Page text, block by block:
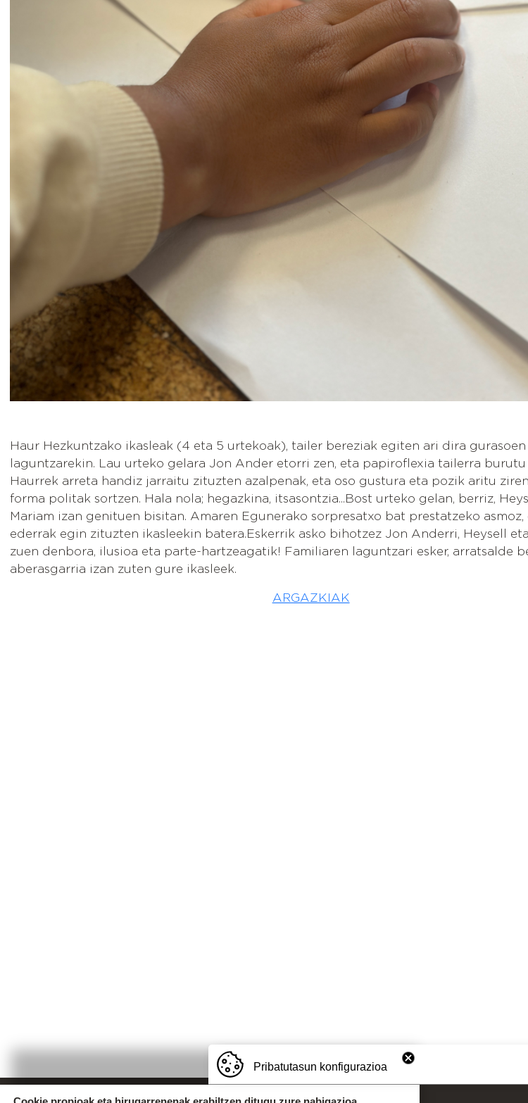
Haur Hezkuntzako ikasleak (4 eta 5 urtekoak), tailer bereziak egiten ari dira gurasoen
laguntzarekin. Lau urteko gelara Jon Ander etorri zen, eta papiroflexia tailerra burutu
Haurrek arreta handiz jarraitu zituzten azalpenak, eta oso gustura eta pozik aritu
forma politak sortzen. Hala nola; hegazkina, itsasontzia...Bost urteko gelan, berriz,
Mariam izan genituen bisitan. Amaren Egunerako sorpresatxo bat prestatzeko asmoz,
ederrak egin zituzten ikasleekin batera.Eskerrik asko bihotzez Jon Anderri, Heysell
zuen denbora, ilusioa eta parte-hartzeagatik! Familiaren laguntzari esker, arratsalde
aberasgarria izan zuten gure ikasleek.
ARGAZKIAK
Pribatutasun konfigurazioa